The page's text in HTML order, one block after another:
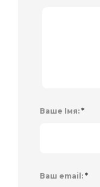
Ваше Імя: *
Ваш email: *